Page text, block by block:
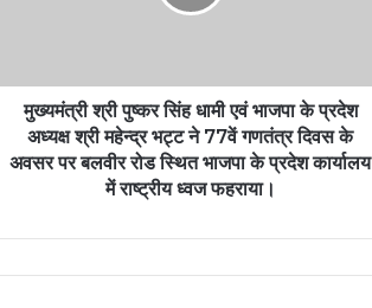
मुख्यमंत्री श्री पुष्कर सिंह धामी एवं भाजपा के प्रदेश
अध्यक्ष श्री महेन्द्र भट्ट ने 77वें गणतंत्र दिवस के
अवसर पर बलवीर रोड स्थित भाजपा के प्रदेश कार्यालय
में राष्ट्रीय ध्वज फहराया।